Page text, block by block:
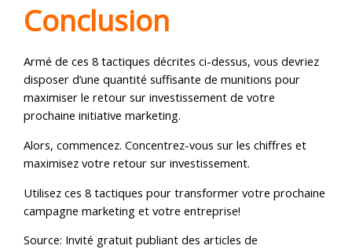
Conclusion
Armé de ces 8 tactiques décrites ci-dessus, vous devriez
disposer d’une quantité suffisante de munitions pour
maximiser le retour sur investissement de votre
prochaine initiative marketing.
Alors, commencez. Concentrez-vous sur les chiffres et
maximisez votre retour sur investissement.
Utilisez ces 8 tactiques pour transformer votre prochaine
campagne marketing et votre entreprise!
Source: Invité gratuit publiant des articles de